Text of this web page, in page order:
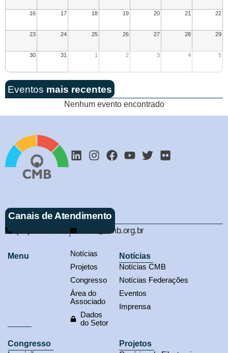
16 17 18 19 20 21 22
23 24 25 26 27 28 29
30 31 1 2 3 4 5
Eventos mais recentes
Nenhum evento encontrado
Canais de Atendimento
(61) 3321-9563 cmb@cmb.org.br
Menu
Notícias
Projetos
Congresso
Área do
Associado
Dados
do Setor
Notícias
Notícias CMB
Notícias Federações
Eventos
Imprensa
Congresso
Projetos